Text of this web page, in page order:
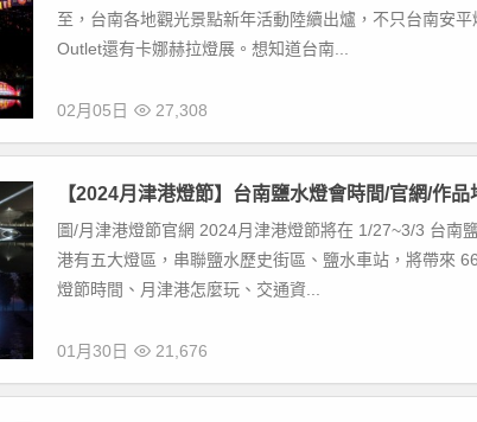
至，台南各地觀光景點新年活動陸續出爐，不只台南安
Outlet還有卡娜赫拉燈展。想知道台南...
02月05日 27,308
【2024月津港燈節】台南鹽水燈會時間/官網/作
圖/月津港燈節官網 2024月津港燈節將在 1/27~3/3 台南
港有五大燈區，串聯鹽水歷史街區、鹽水車站，將帶來
燈節時間、月津港怎麼玩、交通資...
01月30日 21,676